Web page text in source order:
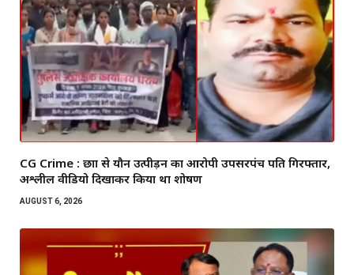
CG Crime : छात्रा से यौन उत्पीड़न का आरोपी उपसरपंच पति गिरफ्तार,
अश्लील वीडियो दिखाकर किया था शोषण
AUGUST 6, 2026